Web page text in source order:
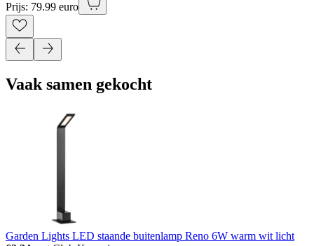
Prijs: 79.99 euro
Vaak samen gekocht
Garden Lights LED staande buitenlamp Reno 6W warm wit licht